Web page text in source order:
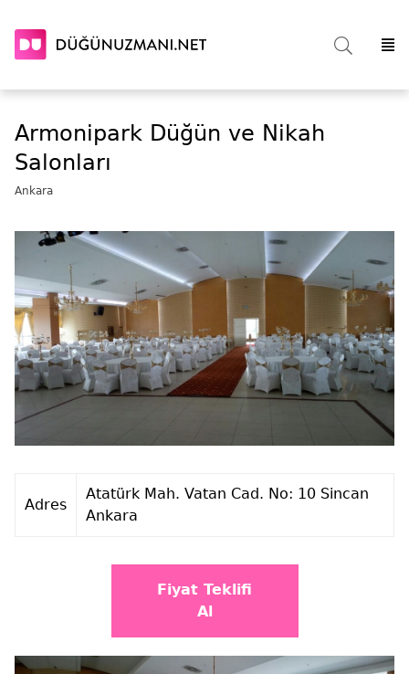
Armonipark Düğün ve Nikah
Salonları
Ankara
Adres
Atatürk Mah. Vatan Cad. No: 10 Sincan
Ankara‎
Fiyat Teklifi
Al